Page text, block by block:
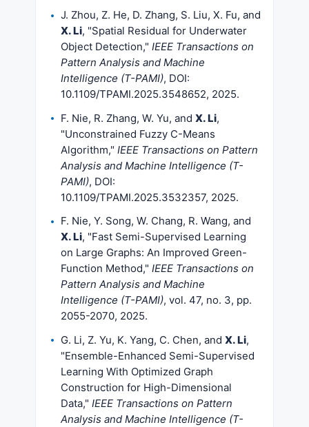
J. Zhou, Z. He, D. Zhang, S. Liu, X. Fu, and
X. Li, "Spatial Residual for Underwater
Object Detection," IEEE Transactions on
Pattern Analysis and Machine
Intelligence (T-PAMI), DOI:
10.1109/TPAMI.2025.3548652, 2025.
F. Nie, R. Zhang, W. Yu, and X. Li,
"Unconstrained Fuzzy C-Means
Algorithm," IEEE Transactions on Pattern
Analysis and Machine Intelligence (T-
PAMI), DOI:
10.1109/TPAMI.2025.3532357, 2025.
F. Nie, Y. Song, W. Chang, R. Wang, and
X. Li, "Fast Semi-Supervised Learning
on Large Graphs: An Improved Green-
Function Method," IEEE Transactions on
Pattern Analysis and Machine
Intelligence (T-PAMI), vol. 47, no. 3, pp.
2055-2070, 2025.
G. Li, Z. Yu, K. Yang, C. Chen, and X. Li,
"Ensemble-Enhanced Semi-Supervised
Learning With Optimized Graph
Construction for High-Dimensional
Data," IEEE Transactions on Pattern
Analysis and Machine Intelligence (T-